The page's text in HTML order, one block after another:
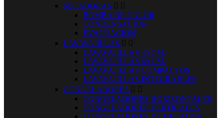
SECADORAS  
BOMBA DE CALOR
CONDENSACION
EVACUACION
LAVAVAJILLAS  
LAVAVAJILLAS 45 CM.
LAVAVAJILLAS 60 CM.
LAVAVAJILLAS COMPACTOS
LAVAVAJILLAS INTEGRABLES
CONGELADORES  
CONGELADORES HORIZONTALES
CONGELADORES VERTICALES
CONGELADORES DE HELADOS